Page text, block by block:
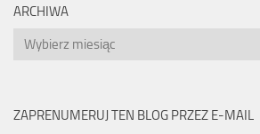
ARCHIWA
Archiwa
ZAPRENUMERUJ TEN BLOG PRZEZ E-MAIL